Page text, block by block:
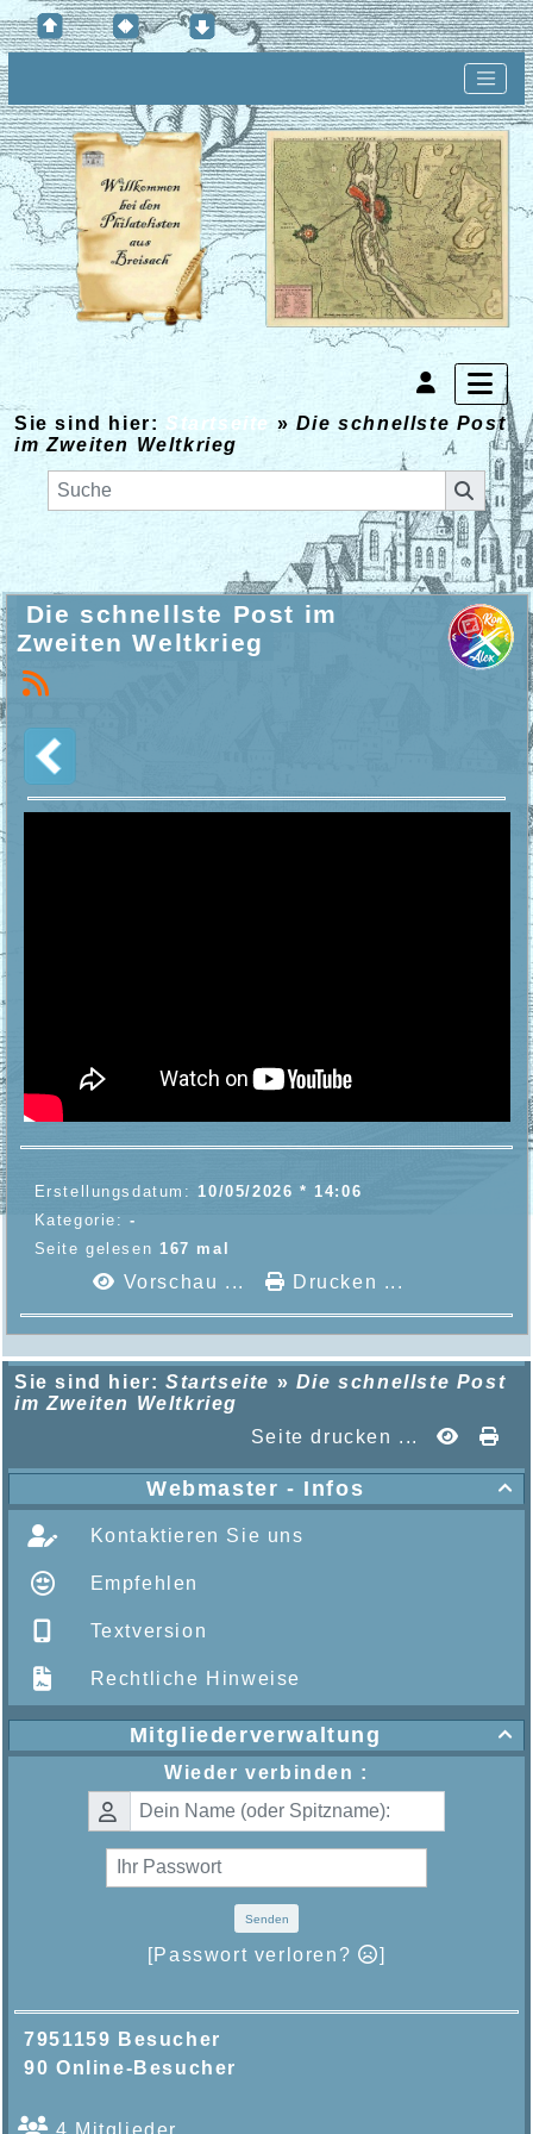
Sie sind hier: Startseite » Die schnellste Post
im Zweiten Weltkrieg
Die schnellste Post im
Zweiten Weltkrieg
Erstellungsdatum:10/05/2026 * 14:06
Kategorie:-
Seite gelesen 167 mal
Vorschau ... Drucken ...
Sie sind hier: Startseite » Die schnellste Post
im Zweiten Weltkrieg
Seite drucken ...

Webmaster - Infos
Kontaktieren Sie uns
Empfehlen
Textversion
Rechtliche Hinweise

Mitgliederverwaltung
Wieder verbinden :
Senden
[Passwort verloren? ]
7951159 Besucher
90 Online-Besucher